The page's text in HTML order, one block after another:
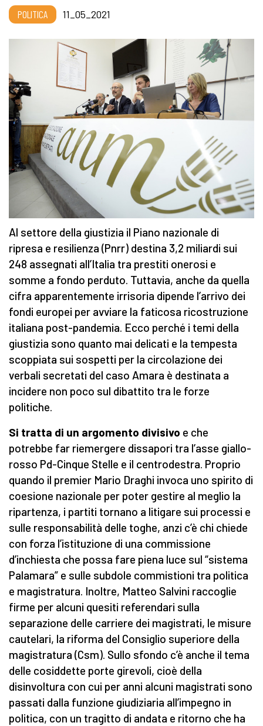
POLITICA 11_05_2021
Al settore della giustizia il Piano nazionale di
ripresa e resilienza (Pnrr) destina 3,2 miliardi sui
248 assegnati all’Italia tra prestiti onerosi e
somme a fondo perduto. Tuttavia, anche da quella
cifra apparentemente irrisoria dipende l’arrivo dei
fondi europei per avviare la faticosa ricostruzione
italiana post-pandemia. Ecco perché i temi della
giustizia sono quanto mai delicati e la tempesta
scoppiata sui sospetti per la circolazione dei
verbali secretati del caso Amara è destinata a
incidere non poco sul dibattito tra le forze
politiche.
Si tratta di un argomento divisivo e che
potrebbe far riemergere dissapori tra l’asse giallo-
rosso Pd-Cinque Stelle e il centrodestra. Proprio
quando il premier Mario Draghi invoca uno spirito di
coesione nazionale per poter gestire al meglio la
ripartenza, i partiti tornano a litigare sui processi e
sulle responsabilità delle toghe, anzi c’è chi chiede
con forza l’istituzione di una commissione
d’inchiesta che possa fare piena luce sul “sistema
Palamara” e sulle subdole commistioni tra politica
e magistratura. Inoltre, Matteo Salvini raccoglie
firme per alcuni quesiti referendari sulla
separazione delle carriere dei magistrati, le misure
cautelari, la riforma del Consiglio superiore della
magistratura (Csm). Sullo sfondo c’è anche il tema
delle cosiddette porte girevoli, cioè della
disinvoltura con cui per anni alcuni magistrati sono
passati dalla funzione giudiziaria all’impegno in
politica, con un tragitto di andata e ritorno che ha